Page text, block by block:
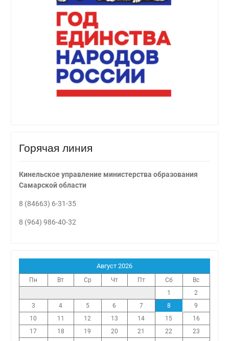
Горячая линия
Кинельское управление министерства образования
Самарской области
8 (84663) 6-31-35
8 (964) 986-40-32
Август 2026
Пн Вт Ср Чт Пт Сб
Вс
1
2
3
4 5 6 7 8
9
10
11 12 13 14 15
16
17
18 19 20 21 22
23